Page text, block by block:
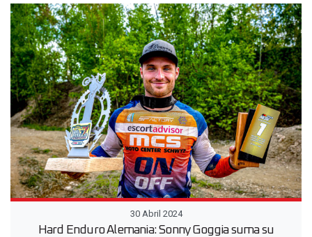
30 Abril 2024
Hard Enduro Alemania: Sonny Goggia suma su